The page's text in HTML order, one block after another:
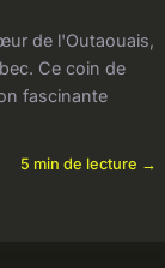
de l'Outaouais,
Ce coin de
fascinante
5 min de lecture →